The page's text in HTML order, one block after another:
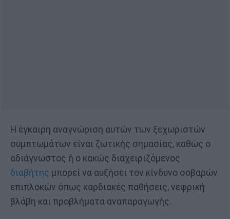
Η έγκαιρη αναγνώριση αυτών των ξεχωριστών
συμπτωμάτων είναι ζωτικής σημασίας, καθώς ο
αδιάγνωστος ή ο κακώς διαχειριζόμενος
διαβήτης μπορεί να αυξήσει τον κίνδυνο σοβαρών
επιπλοκών όπως καρδιακές παθήσεις, νεφρική
βλάβη και προβλήματα αναπαραγωγής.